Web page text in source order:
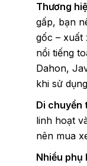
Thương
gấp, bạn
gốc – xuất
nổi tiếng
Dahon,
khi sử dụng
Di chuyển
linh hoạt
nên mua
Nhiều phụ